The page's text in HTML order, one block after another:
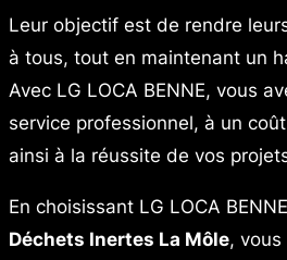
Leur objectif est de rendre
à tous, tout en maintenant un
Avec LG LOCA BENNE, vous
service professionnel, à un
ainsi à la réussite de vos
En choisissant LG LOCA
Déchets Inertes La Môle, vous